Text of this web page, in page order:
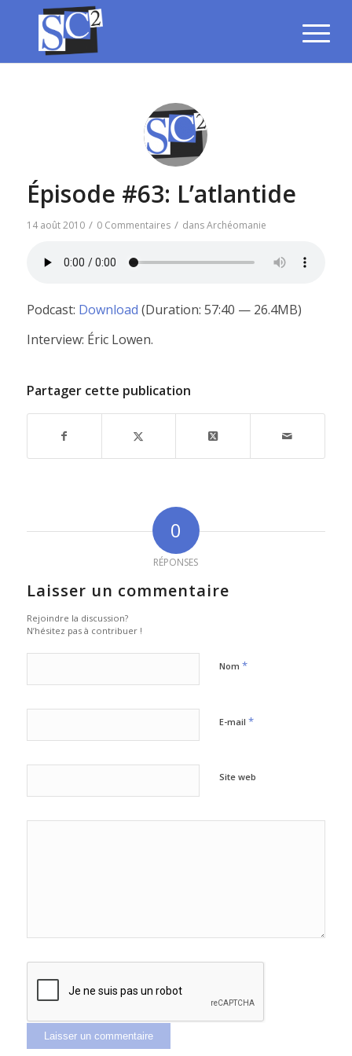
Épisode #63: L’atlantide
14 août 2010 / 0 Commentaires / dansArchéomanie
Podcast: Download (Duration: 57:40 — 26.4MB)
Interview: Éric Lowen.
Partager cette publication
0
RÉPONSES
Laisser un commentaire
Rejoindre la discussion?
N’hésitez pas à contribuer !
Nom *
E-mail *
Site web